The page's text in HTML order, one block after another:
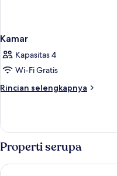
Kamar
Kapasitas 4
Wi-Fi Gratis
Rincian selengkapnya
Rincian
Kamar
Properti serupa
Best Western Jamaica Inn